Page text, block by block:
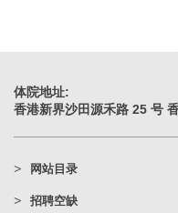
体院地址:
香港新界沙田源禾路 25 号
网站目录
招聘空缺